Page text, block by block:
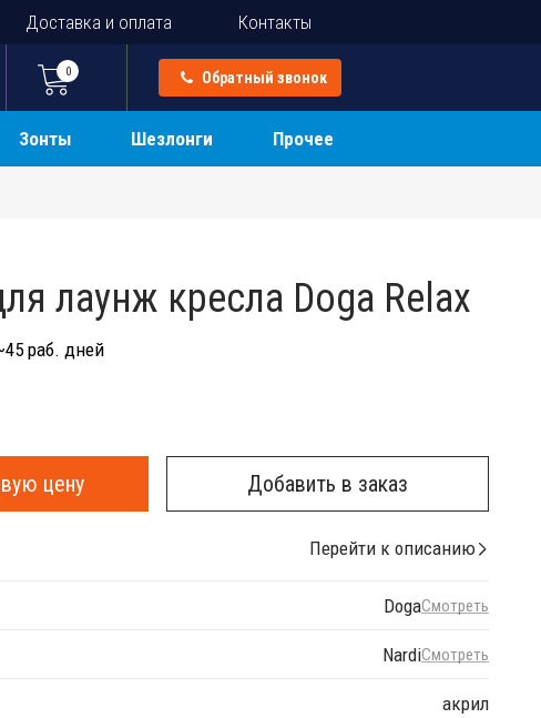
Доставка и оплата Контакты
0 Обратный звонок
Зонты Шезлонги Прочее
лаунж кресла Doga Relax
раб. дней
цену Добавить в заказ
Перейти к описанию
DogaСмотреть
NardiСмотреть
акрил